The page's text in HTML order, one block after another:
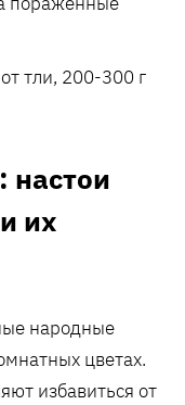
тли‚ 200-300 г
настои
их
народные
цветах.
избавиться от